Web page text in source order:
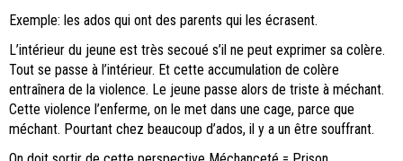
Exemple: les ados qui ont des parents qui les écrasent.
L’intérieur du jeune est très secoué s’il ne peut exprimer sa colère.
Tout se passe à l’intérieur. Et cette accumulation de colère
entraînera de la violence. Le jeune passe alors de triste à méchant.
Cette violence l’enferme, on le met dans une cage, parce que
méchant. Pourtant chez beaucoup d’ados, il y a un être souffrant.